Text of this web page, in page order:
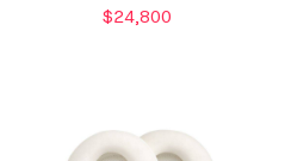
$24,800